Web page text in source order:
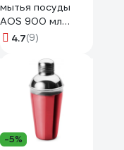
мытья посуды
AOS 900 мл
Бальзам Алоэ
605060
4.7(9)
-5%